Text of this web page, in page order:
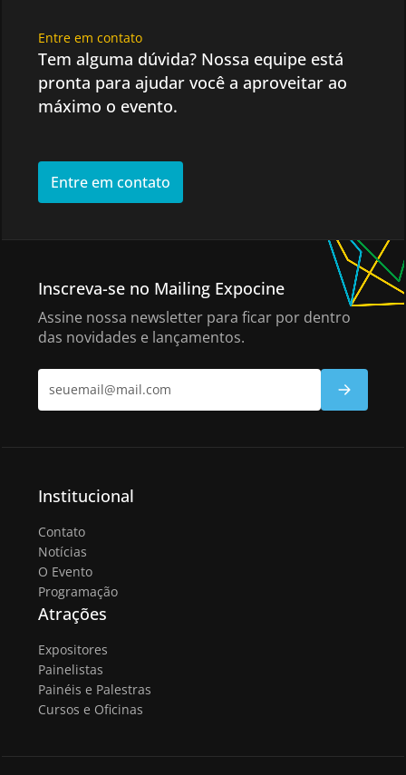
Entre em contato
Tem alguma dúvida? Nossa equipe está
pronta para ajudar você a aproveitar ao
máximo o evento.
Entre em contato
Inscreva-se no Mailing Expocine
Assine nossa newsletter para ficar por dentro
das novidades e lançamentos.
Institucional
Contato
Notícias
O Evento
Programação
Atrações
Expositores
Painelistas
Painéis e Palestras
Cursos e Oficinas